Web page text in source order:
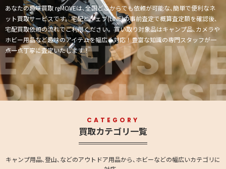
あなたの趣味買取 reMOVEは､全国どこからでも依頼が可能な､簡単で便利なネ
ット買取サービスです。宅配とウェブ(LINE)の事前査定で概算査定額を確認後､
宅配買取依頼の流れでご利用ください。買い取り対象品はキャンプ品､カメラや
ホビー用品など趣味のアイテムを幅広く対応！豊富な知識の専門スタッフが一
点一点丁寧に査定いたします！
CATEGORY
買取カテゴリ一覧
キャンプ用品､登山､などのアウトドア用品から､ホビーなどの幅広いカテゴリに